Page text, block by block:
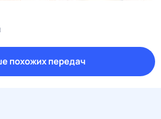
похожих передач